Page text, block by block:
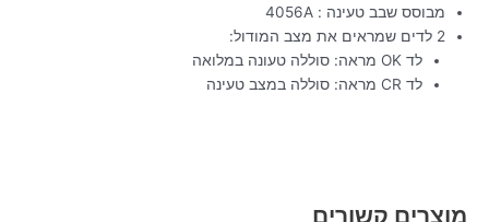
מבוסס שבב טעינה : 4056A
2 לדים שמראים את מצב המודול:
לד OK מראה: סוללה טעונה במלואה
לד CR מראה: סוללה במצב טעינה
מוצרים קשורים